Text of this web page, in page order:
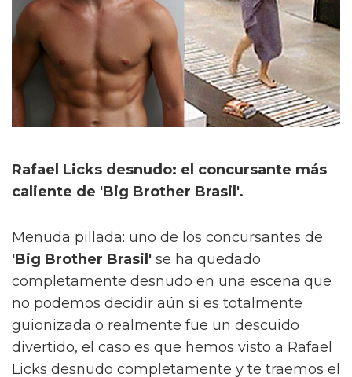
Rafael Licks desnudo: el concursante más
caliente de 'Big Brother Brasil'.
Menuda pillada: uno de los concursantes de
'Big Brother Brasil' se ha quedado
completamente desnudo en una escena que
no podemos decidir aún si es totalmente
guionizada o realmente fue un descuido
divertido, el caso es que hemos visto a Rafael
Licks desnudo completamente y te traemos el